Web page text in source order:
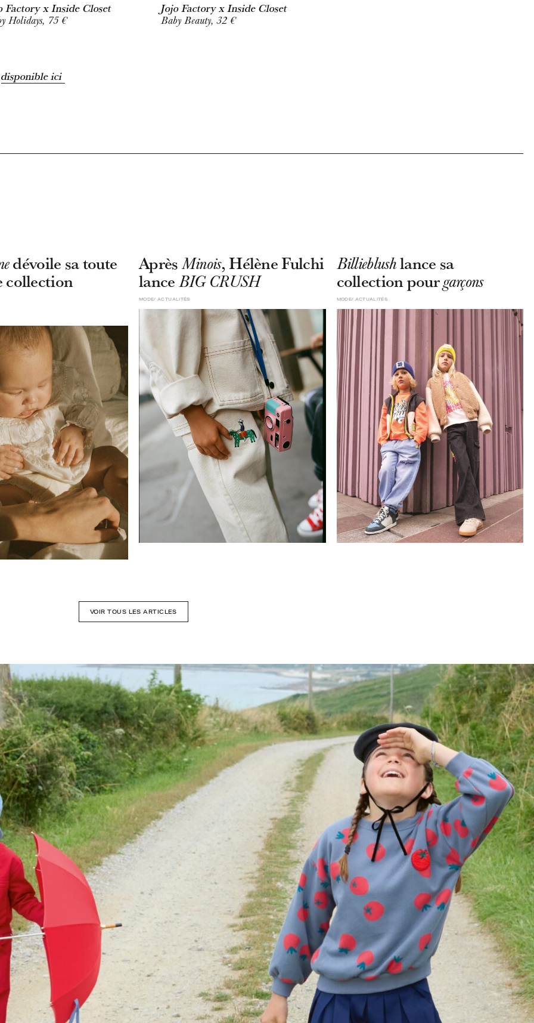
Factory x Inside Closet
Holidays, 75 €
Jojo Factory x Inside Closet
Baby Beauty, 32 €
disponible ici
dévoile sa toute
collection
AprèsMinois, Hélène Fulchi
lance BIG CRUSH
ACTUALITÉS
MODE
Billieblushlance sa
collection pourgarçons
ACTUALITÉS
MODE
VOIR TOUS LES ARTICLES